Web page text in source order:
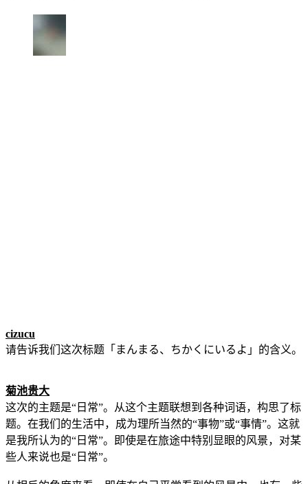
cizucu
请告诉我们这次标题「まんまる、ちかくにいるよ」的含义。
菊池贵大
这次的主题是“日常”。从这个主题联想到各种词语，构思了标
题。在我们的生活中，成为理所当然的“事物”或“事情”。这就
是我所认为的“日常”。即使是在旅途中特别显眼的风景，对某
些人来说也是“日常”。